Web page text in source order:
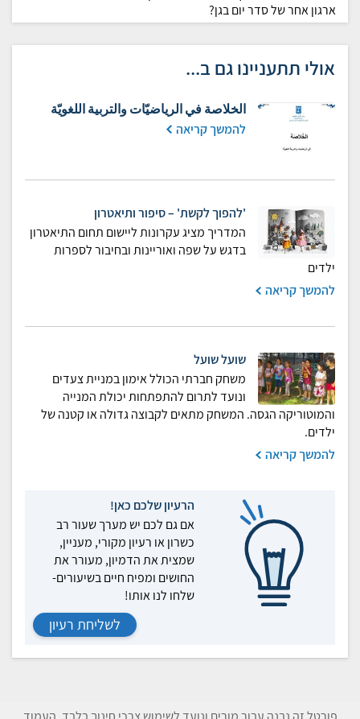
ארגון אחר של סדר יום בגן?
אולי תתעניינו גם ב...
الخلاصة في الرياضيّات والتربية اللغويّة
להמשך קריאה
'להפוך לקשת' – סיפור ותיאטרון
המדריך מציג עקרונות ליישום תחום התיאטרון
בדגש על שפה ואוריינות ובחיבור לספרות
ילדים
להמשך קריאה
שועל שועל
משחק חברתי הכולל אימון במניית צעדים
ונועד לתרום להתפתחות יכולת המנייה
והמוטוריקה הגסה. המשחק מתאים לקבוצה גדולה או קטנה של
ילדים.
להמשך קריאה
הרעיון שלכם כאן!
אם גם לכם יש מערך שעור רב
כשרון או רעיון מקורי, מעניין,
שמצית את הדמיון, מעורר את
החושים ומפיח חיים בשיעורים-
שלחו לנו אותו!
לשליחת רעיון